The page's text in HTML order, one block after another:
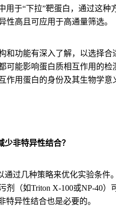
用于“下拉”靶蛋白，通过这
性高且可应用于高通量筛选。
和功能有深入了解，以选择
可能影响蛋白质相互作用的
作用蛋白的身份及其生物学意
非特异性结合？
过几种策略来优化实验条
剂（如Triton X-100或NP-40
特异性结合也是必要的。